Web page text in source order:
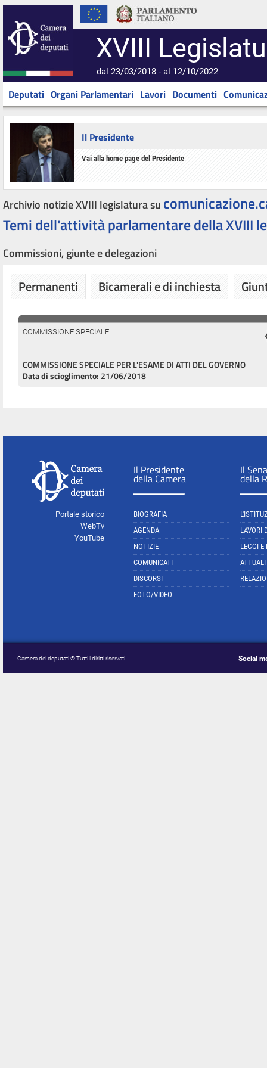
XVIII
dal 23/03/2018 - al 12/10/2022
Deputati Organi Parlamentari Lavori Documenti
Il Presidente
Vai alla home page del Presidente
Archivio notizie XVIII legislatura su
Temi dell'attività parlamentare della XVIII
Commissioni, giunte e delegazioni
Permanenti Bicamerali e di inchiesta
COMMISSIONE SPECIALE
COMMISSIONE SPECIALE PER L'ESAME DI ATTI DEL GOVERNO
Data di scioglimento: 21/06/2018
Portale storico
WebTv
YouTube
Il Presidente
della Camera
BIOGRAFIA
AGENDA
NOTIZIE
COMUNICATI
DISCORSI
FOTO/VIDEO
Il
della
LAVORI
LEGGI E
Camera dei deputati © Tutti i diritti riservati Social